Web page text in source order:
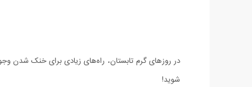
در روزهای گرم تابستان، راه‌های زیادی برای خنک شدن
شوید!